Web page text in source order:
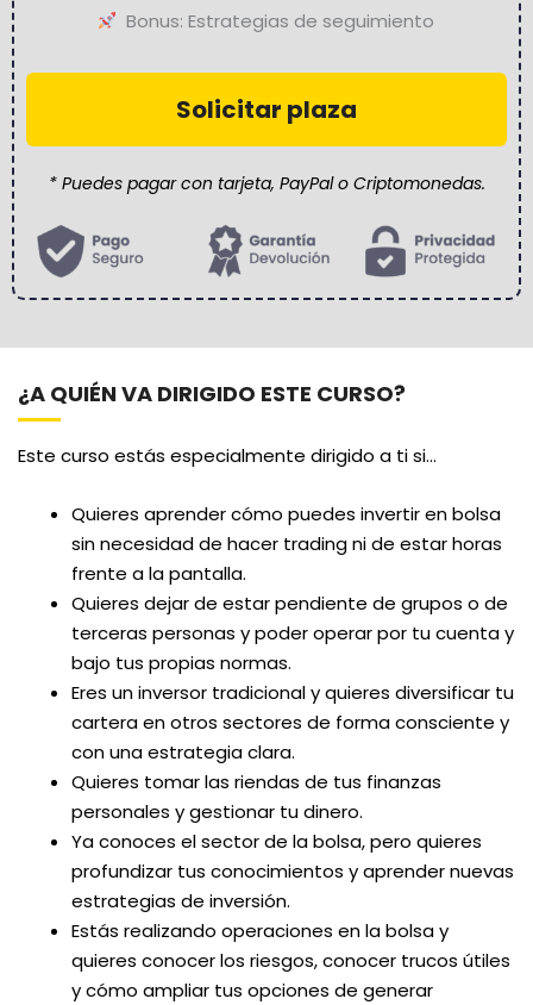
Bonus: Estrategias de seguimiento
Solicitar plaza
* Puedes pagar con tarjeta, PayPal o Criptomonedas.
¿A QUIÉN VA DIRIGIDO ESTE CURSO?
Este curso estás especialmente dirigido a ti si…
Quieres aprender cómo puedes invertir en bolsa
sin necesidad de hacer trading ni de estar horas
frente a la pantalla.
Quieres dejar de estar pendiente de grupos o de
terceras personas y poder operar por tu cuenta y
bajo tus propias normas.
Eres un inversor tradicional y quieres diversificar tu
cartera en otros sectores de forma consciente y
con una estrategia clara.
Quieres tomar las riendas de tus finanzas
personales y gestionar tu dinero.
Ya conoces el sector de la bolsa, pero quieres
profundizar tus conocimientos y aprender nuevas
estrategias de inversión.
Estás realizando operaciones en la bolsa y
quieres conocer los riesgos, conocer trucos útiles
y cómo ampliar tus opciones de generar